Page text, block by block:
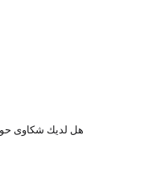
هل لديك شكاوى